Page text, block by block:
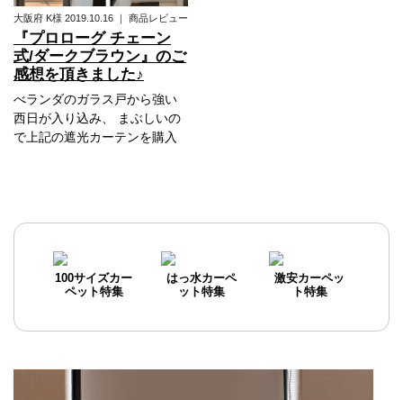
大阪府 K様 2019.10.16 ｜ 商品レビュー
『プロローグ チェーン
式/ダークブラウン』のご
感想を頂きました♪
べランダのガラス戸から強い
西日が入り込み、 まぶしいの
で上記の遮光カーテンを購入
100サイズカー
ペット特集
はっ水カーペ
ット特集
激安カーペッ
ト特集